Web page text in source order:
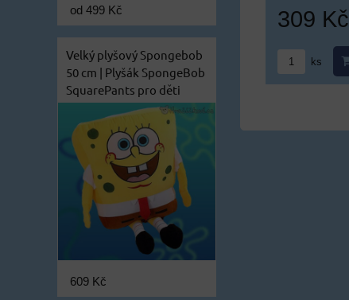
309 Kč
ks
od 499 Kč
Velký plyšový Spongebob
50 cm | Plyšák SpongeBob
SquarePants pro děti
609 Kč